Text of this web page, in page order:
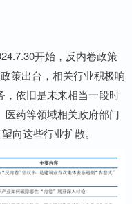
开始，反内卷政策
策出台，相关行业积极响
，依旧是未来相当一段时
医药等领域相关政府部门
向这些行业扩散。